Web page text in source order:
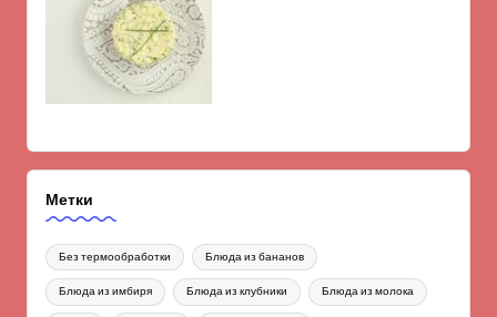
Метки
Без термообработки Блюда из бананов
Блюда из имбиря Блюда из клубники Блюда из молока